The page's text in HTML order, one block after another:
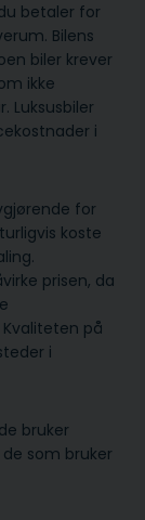
betaler for
Bilens
biler krever
ikke
Luksusbiler
i
for
koste
prisen, da
på
i
bruker
som bruker